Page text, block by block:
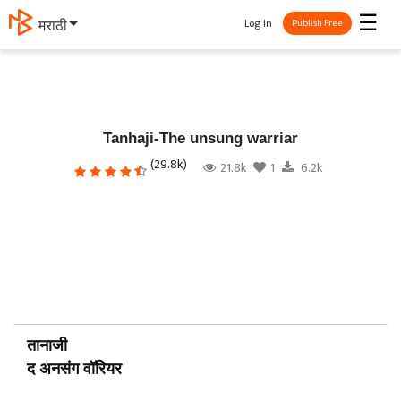
मराठी ☰
Log In Publish Free
Tanhaji-The unsung warriar
(29.8k) 21.8k 1 6.2k
तानाजी
द अनसंग वॉरियर